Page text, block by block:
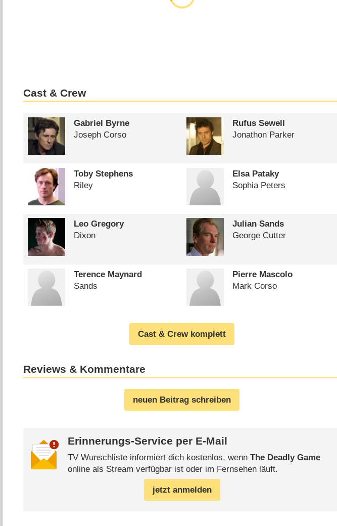
Cast & Crew
Gabriel Byrne
Joseph Corso
Rufus Sewell
Jonathon Parker
Toby Stephens
Riley
Elsa Pataky
Sophia Peters
Leo Gregory
Dixon
Julian Sands
George Cutter
Terence Maynard
Sands
Pierre Mascolo
Mark Corso
Cast & Crew komplett
Reviews & Kommentare
neuen Beitrag schreiben
Erinnerungs-Service per E-Mail
TV Wunschliste informiert dich kostenlos, wenn The Deadly Game
online als Stream verfügbar ist oder im Fernsehen läuft.
jetzt anmelden